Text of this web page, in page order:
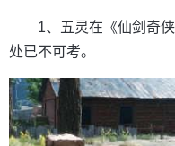
1、五灵在《仙剑奇
处已不可考。